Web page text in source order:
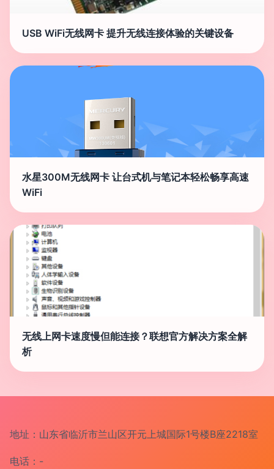
USB WiFi无线网卡 提升无线连接体验的关键设备
水星300M无线网卡 让台式机与笔记本轻松畅享高速
WiFi
无线上网卡速度慢但能连接？联想官方解决方案全解
析
地址：山东省临沂市兰山区开元上城国际1号楼B座2218室
电话：-